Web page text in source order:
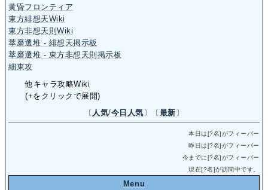
黄昏フロンティア
東方緋想天Wiki
東方非想天則Wiki
萃磨選堆 - 緋想天掲示板
萃磨選堆 - 東方非想天則掲示板
細東攻
他キャラ攻略Wiki
(+をクリックで展開)
〔 人気/今日人気〕〔最新〕
本日は[?名]がフィーバー
昨日は[?名]がフィーバー
今までに[?名]がフィーバー
現在[?名]が訪問中です。
Menu